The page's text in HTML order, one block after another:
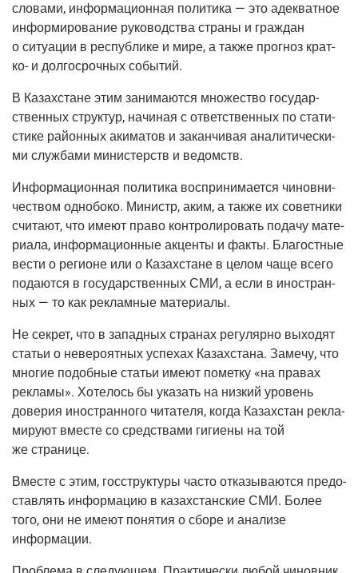
сло­ва­ми, инфор­ма­ци­он­ная поли­ти­ка — это адек­ват­ное
инфор­ми­ро­ва­ние руко­вод­ства стра­ны и граж­дан
о ситу­а­ции в рес­пуб­ли­ке и мире, а так­же про­гноз крат­
ко- и дол­го­сроч­ных событий.
В Казах­стане этим зани­ма­ют­ся мно­же­ство госу­дар­
ствен­ных струк­тур, начи­ная с ответ­ствен­ных по ста­ти­
сти­ке рай­он­ных аки­ма­тов и закан­чи­вая ана­ли­ти­че­ски­
ми служ­ба­ми мини­стерств и ведомств.
Инфор­ма­ци­он­ная поли­ти­ка вос­при­ни­ма­ет­ся чинов­ни­
че­ством одно­бо­ко. Министр, аким, а так­же их совет­ни­ки
счи­та­ют, что име­ют пра­во кон­тро­ли­ро­вать пода­чу мате­
ри­а­ла, инфор­ма­ци­он­ные акцен­ты и фак­ты. Бла­гост­ные
вести о реги­оне или о Казах­стане в целом чаще все­го
пода­ют­ся в госу­дар­ствен­ных СМИ, а если в ино­стран­
ных — то как реклам­ные материалы.
Не сек­рет, что в запад­ных стра­нах регу­ляр­но выхо­дят
ста­тьи о неве­ро­ят­ных успе­хах Казах­ста­на. Заме­чу, что
мно­гие подоб­ные ста­тьи име­ют помет­ку «на пра­вах
рекла­мы». Хоте­лось бы ука­зать на низ­кий уро­вень
дове­рия ино­стран­но­го чита­те­ля, когда Казах­стан рекла­
ми­ру­ют вме­сте со сред­ства­ми гиги­е­ны на той
же странице.
Вме­сте с этим, гос­струк­ту­ры часто отка­зы­ва­ют­ся предо­
став­лять инфор­ма­цию в казах­стан­ские СМИ. Более
того, они не име­ют поня­тия о сбо­ре и ана­ли­зе
информации.